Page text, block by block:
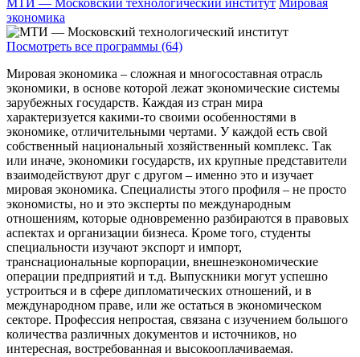
МТИ — Московский технологический институт Мировая
экономика
Посмотреть все программы (64)
Мировая экономика – сложная и многосоставная отрасль
экономики, в основе которой лежат экономические системы
зарубежных государств. Каждая из стран мира
характеризуется какими-то своими особенностями в
экономике, отличительными чертами. У каждой есть свой
собственный национальный хозяйственный комплекс. Так
или иначе, экономики государств, их крупные представители
взаимодействуют друг с другом – именно это и изучает
мировая экономика. Специалисты этого профиля – не просто
экономисты, но и это эксперты по международным
отношениям, которые одновременно разбираются в правовых
аспектах и организации бизнеса. Кроме того, студенты
специальности изучают экспорт и импорт,
транснациональные корпорации, внешнеэкономические
операции предприятий и т.д. Выпускники могут успешно
устроиться и в сфере дипломатических отношений, и в
международном праве, или же остаться в экономическом
секторе. Профессия непростая, связана с изучением большого
количества различных документов и источников, но
интересная, востребованная и высокооплачиваемая.